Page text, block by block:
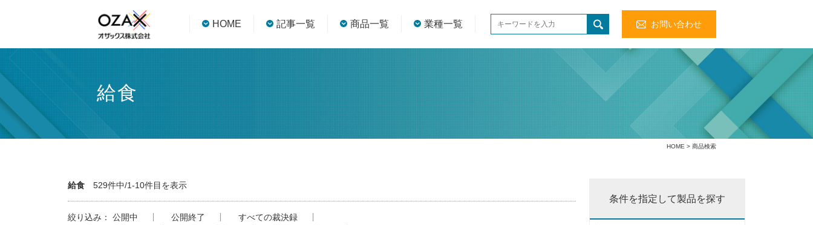
HOME 記事一覧 商品一覧 業種一覧 お問い合わせ
給食
HOME > 商品検索
給食 529件中/1-10件目を表示
絞り込み： 公開中 公開終了
すべての裁決録
条件を指定して製品を探す